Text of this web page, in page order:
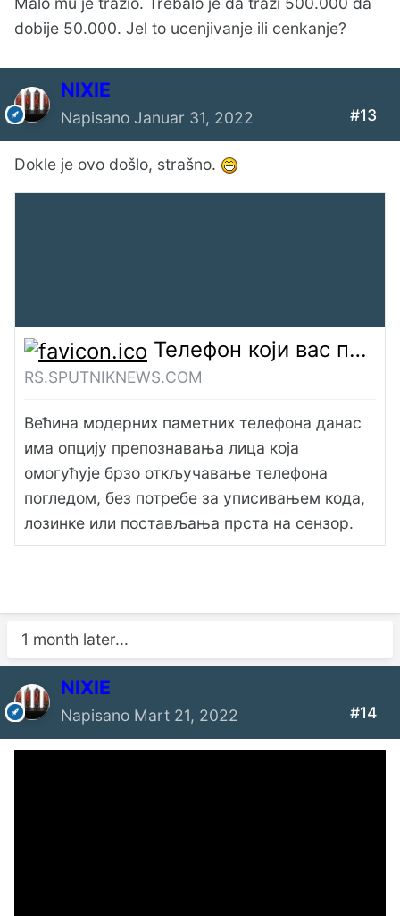
dobije 50.000. Jel to ucenjivanje ili cenkanje?
NIXIE
Napisano Januar 31, 2022 #13
Dokle je ovo došlo, strašno.
Телефон који вас препознаје чак и док носите маску /фото/ - 31.01.2022, Sputnik Србија
RS.SPUTNIKNEWS.COM
Већина модерних паметних телефона данас
има опцију препознавања лица која
омогућује брзо откључавање телефона
погледом, без потребе за уписивањем кода,
лозинке или постављања прста на сензор.
1 month later...
NIXIE
Napisano Mart 21, 2022 #14